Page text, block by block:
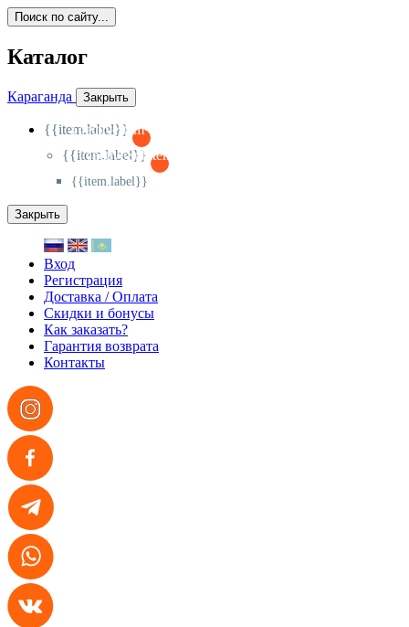
Поиск по сайту...
Каталог
Караганда Закрыть
{{item.label}}
{{activeItem==item.id?'-
{{item.label}}
{{activeSubitem==item.id?'-
{{item.label}}
Закрыть
Вход
Регистрация
Доставка / Оплата
Скидки и бонусы
Как заказать?
Гарантия возврата
Контакты